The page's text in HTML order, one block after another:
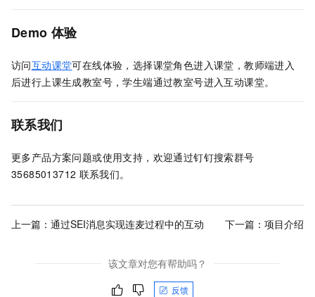
Demo 体验
访问互动课堂可在线体验，选择课堂角色进入课堂，教师端进入
后进行上课生成教室号，学生端通过教室号进入互动课堂。
联系我们
更多产品方案问题或使用支持，欢迎通过钉钉搜索群号
35685013712 联系我们。
上一篇： 通过SEI消息实现连麦过程中的互动 下一篇： 项目介绍
该文章对您有帮助吗？
反馈